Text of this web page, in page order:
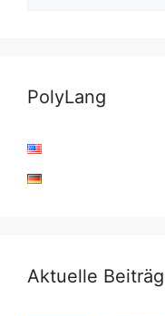
PolyLang
Aktuelle